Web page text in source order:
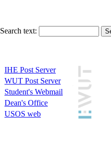
Search text:
IHE Post Server
WUT Post Server
Student's Webmail
Dean's Office
USOS web